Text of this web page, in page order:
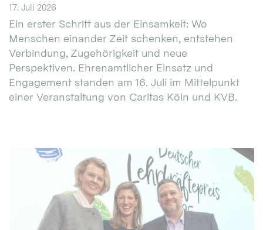
17. Juli 2026
Ein erster Schritt aus der Einsamkeit: Wo
Menschen einander Zeit schenken, entstehen
Verbindung, Zugehörigkeit und neue
Perspektiven. Ehrenamtlicher Einsatz und
Engagement standen am 16. Juli im Mittelpunkt
einer Veranstaltung von Caritas Köln und KVB.